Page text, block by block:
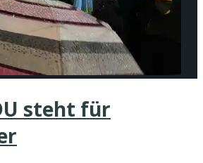
steht für